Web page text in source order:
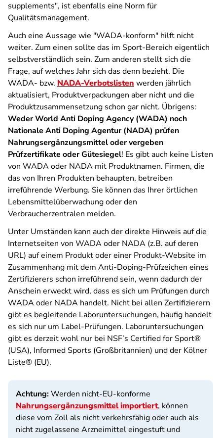
supplements", ist ebenfalls eine Norm für
Qualitätsmanagement.
Auch eine Aussage wie "WADA-konform" hilft nicht
weiter. Zum einen sollte das im Sport-Bereich eigentlich
selbstverständlich sein. Zum anderen stellt sich die
Frage, auf welches Jahr sich das denn bezieht. Die
WADA- bzw. NADA-Verbotslisten werden jährlich
aktualisiert, Produktverpackungen aber nicht und die
Produktzusammensetzung schon gar nicht. Übrigens:
Weder World Anti Doping Agency (WADA) noch
Nationale Anti Doping Agentur (NADA) prüfen
Nahrungsergänzungsmittel oder vergeben
Prüfzertifikate oder Gütesiegel! Es gibt auch keine Listen
von WADA oder NADA mit Produktnamen. Firmen, die
das von Ihren Produkten behaupten, betreiben
irreführende Werbung. Sie können das Ihrer örtlichen
Lebensmittelüberwachung oder den
Verbraucherzentralen melden.
Unter Umständen kann auch der direkte Hinweis auf die
Internetseiten von WADA oder NADA (z.B. auf deren
URL) auf einem Produkt oder einer Produkt-Website im
Zusammenhang mit dem Anti-Doping-Prüfzeichen eines
Zertifizierers schon irreführend sein, wenn dadurch der
Anschein erweckt wird, dass es sich um Prüfungen durch
WADA oder NADA handelt. Nicht bei allen Zertifizierern
gibt es begleitende Laboruntersuchungen, häufig handelt
es sich nur um Label-Prüfungen. Laboruntersuchungen
gibt es derzeit wohl nur bei NSF’s Certified for Sport®
(USA), Informed Sports (Großbritannien) und der Kölner
Liste® (EU).
Achtung:Werden nicht-EU-konforme
Nahrungsergänzungsmittel importiert, können
diese vom Zoll als nicht verkehrsfähig oder auch als
nicht zugelassene Arzneimittel eingestuft und